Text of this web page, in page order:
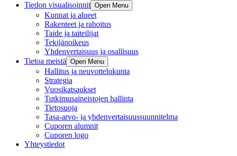
Tiedon visualisoinnit Open Menu
Kunnat ja alueet
Rakenteet ja rahoitus
Taide ja taiteilijat
Tekijänoikeus
Yhdenvertaisuus ja osallisuus
Tietoa meistä Open Menu
Hallitus ja neuvottelukunta
Strategia
Vuosikatsaukset
Tutkimusaineistojen hallinta
Tietosuoja
Tasa-arvo- ja yhdenvertaisuussuunnitelma
Cuporen alumnit
Cuporen logo
Yhteystiedot